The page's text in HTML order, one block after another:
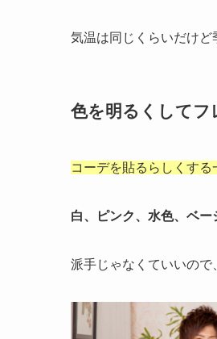
気温は同じくらいだけど
色を明るくしてフ
コーデを貼るらしくする
白、ピンク、水色、ベー
派手じゃなくていいので